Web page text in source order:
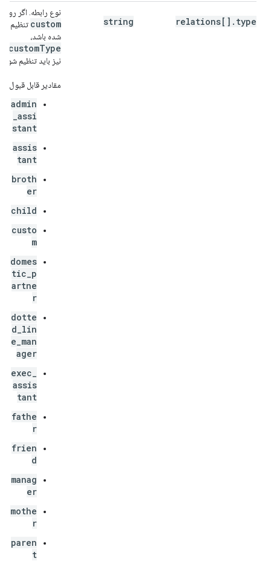
relations[].type
string
نوع رابطه. اگر روی
custom تنظیم
شده باشد،
customType
نیز باید تنظیم شود.
مقادیر قابل قبول:
admin
_assi
stant
assis
tant
broth
er
child
custo
m
domes
tic_p
artne
r
dotte
d_lin
e_man
ager
exec_
assis
tant
fathe
r
frien
d
manag
er
mothe
r
paren
t